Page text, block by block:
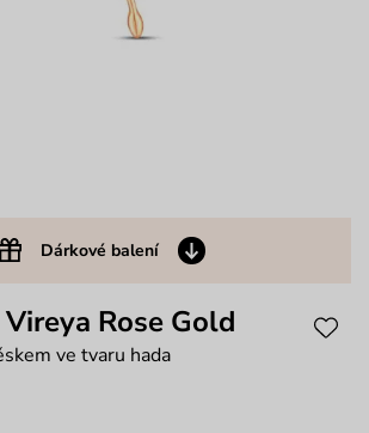
Dárkové balení
Rose Gold
ve tvaru hada